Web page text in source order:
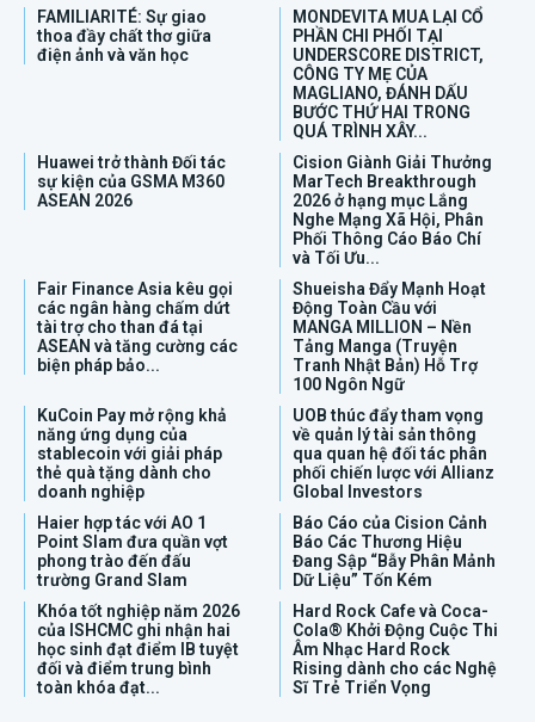
FAMILIARITÉ: Sự giao
thoa đầy chất thơ giữa
điện ảnh và văn học
MONDEVITA MUA LẠI CỔ
PHẦN CHI PHỐI TẠI
UNDERSCORE DISTRICT,
CÔNG TY MẸ CỦA
MAGLIANO, ĐÁNH DẤU
BƯỚC THỨ HAI TRONG
QUÁ TRÌNH XÂY...
Huawei trở thành Đối tác
sự kiện của GSMA M360
ASEAN 2026
Cision Giành Giải Thưởng
MarTech Breakthrough
2026 ở hạng mục Lắng
Nghe Mạng Xã Hội, Phân
Phối Thông Cáo Báo Chí
và Tối Ưu...
Fair Finance Asia kêu gọi
các ngân hàng chấm dứt
tài trợ cho than đá tại
ASEAN và tăng cường các
biện pháp bảo...
Shueisha Đẩy Mạnh Hoạt
Động Toàn Cầu với
MANGA MILLION – Nền
Tảng Manga (Truyện
Tranh Nhật Bản) Hỗ Trợ
100 Ngôn Ngữ
KuCoin Pay mở rộng khả
năng ứng dụng của
stablecoin với giải pháp
thẻ quà tặng dành cho
doanh nghiệp
UOB thúc đẩy tham vọng
về quản lý tài sản thông
qua quan hệ đối tác phân
phối chiến lược với Allianz
Global Investors
Haier hợp tác với AO 1
Point Slam đưa quần vợt
phong trào đến đấu
trường Grand Slam
Báo Cáo của Cision Cảnh
Báo Các Thương Hiệu
Đang Sập “Bẫy Phân Mảnh
Dữ Liệu” Tốn Kém
Khóa tốt nghiệp năm 2026
của ISHCMC ghi nhận hai
học sinh đạt điểm IB tuyệt
đối và điểm trung bình
toàn khóa đạt...
Hard Rock Cafe và Coca-
Cola® Khởi Động Cuộc Thi
Âm Nhạc Hard Rock
Rising dành cho các Nghệ
Sĩ Trẻ Triển Vọng